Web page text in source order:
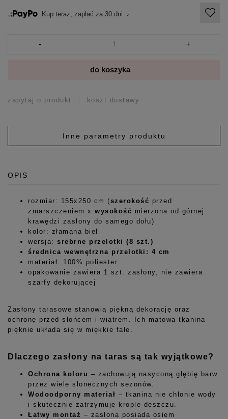
Kup teraz, zapłać za 30 dni
- +
do koszyka
zapytaj o produkt koszt dostawy
Inne parametry produktu
OPIS
rozmiar: 155x250 cm (szerokość przed
zmarszczeniem x wysokość mierzona od górnej
krawędzi zasłony do samego dołu)
kolor: złamana biel
wersja: srebrne przelotki (8 szt.)
średnica wewnętrzna przelotki: 4 cm
materiał: 100% poliester
opakowanie zawiera 1 szt. zasłony, nie zawiera
szarfy dekorującej
Zasłony tarasowe stanowią piękną dekorację oraz
ochronę przed słońcem i wiatrem. Ich matowa tkanina
pięknie układa się w miękkie fale.
Dlaczego zasłony na taras są tak wyjątkowe?
Ochrona koloru – zachowują nasyconą głębię barw
przez wiele słonecznych sezonów.
Wodoodporny materiał – tkanina nie chłonie wody
i skutecznie zatrzymuje krople deszczu.
Łatwy montaż – zasłona posiada osiem